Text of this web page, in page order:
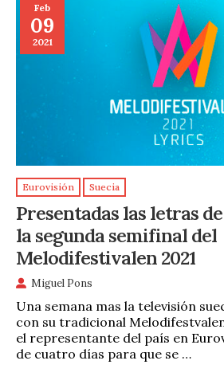
Feb
09
2021
Eurovisión Suecia
Presentadas las letras
la segunda semifinal del
Melodifestivalen 2021
Miguel Pons
Una semana mas la televisión
con su tradicional
el representante del país en
de cuatro días para que se …